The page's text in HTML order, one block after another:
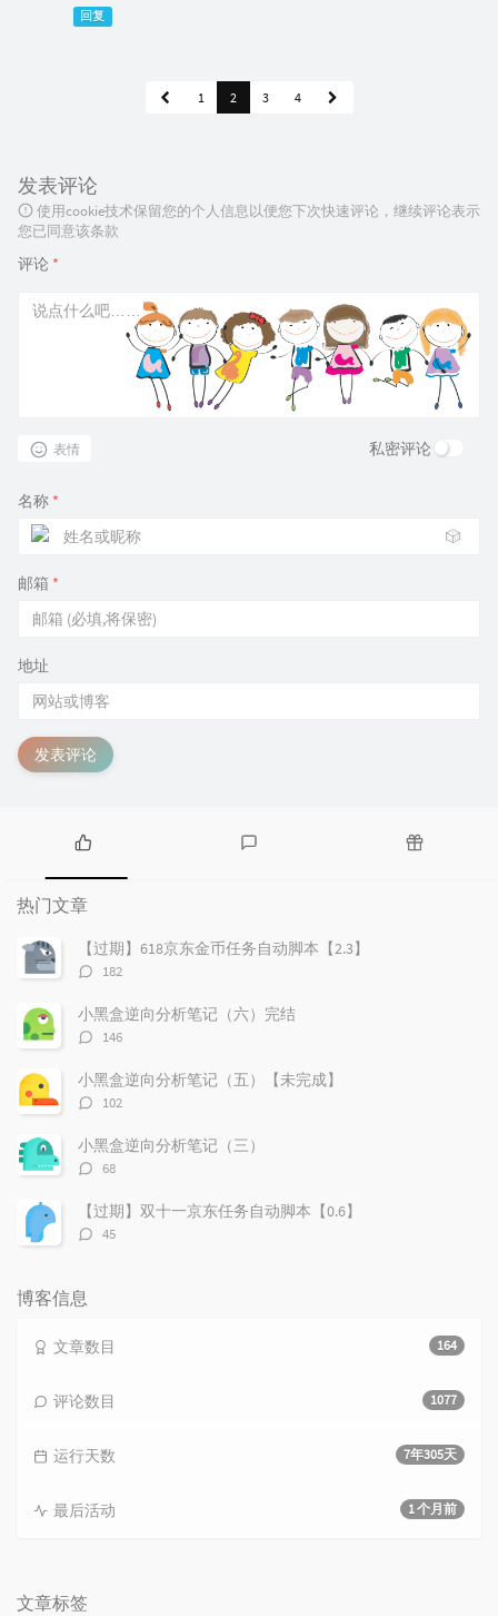
回复
1 2 3 4
发表评论
使用cookie技术保留您的个人信息以便您下次快速评论，继续评论表示
您已同意该条款
评论 *
表情 私密评论
名称 *
🎲
邮箱 *
地址
发表评论
热
门
文
章
论
热门文章
【过期】618京东金币任务自动脚本【2.3】
评
数：
182
小黑盒逆向分析笔记（六）完结
评
数：
146
小黑盒逆向分析笔记（五）【未完成】
评
数：
102
小黑盒逆向分析笔记（三）
评
数：
68
【过期】双十一京东任务自动脚本【0.6】
评
45
博客信息
164
文章数目
1077
评论数目
7年305天
运行天数
1 个月前
最后活动
文章标签